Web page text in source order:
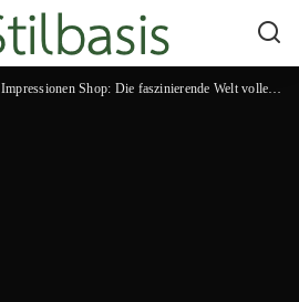
Impressionen Shop: Die faszinierende Welt voller Stil und Inspiration